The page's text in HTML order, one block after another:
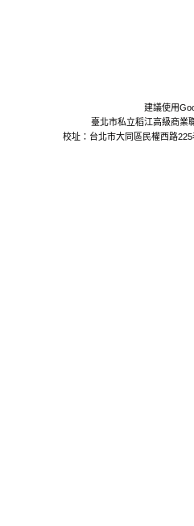
建議使用
臺北市私立稻江高級商業
校址：台北市大同區民權西路